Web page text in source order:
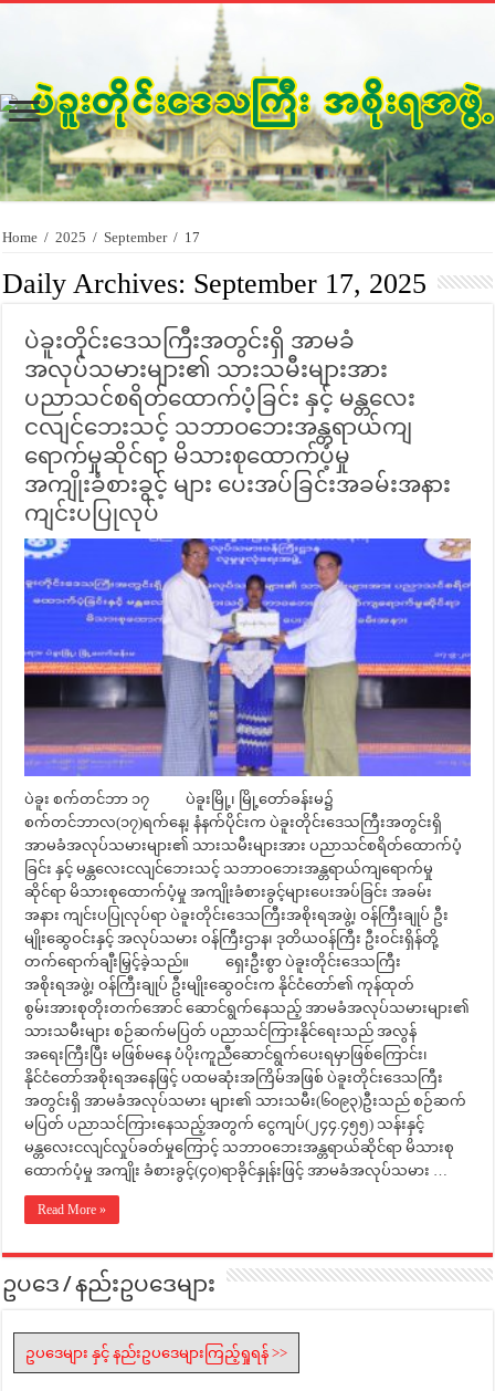
Home / 2025 / September / 17
Daily Archives: September 17, 2025
ပဲခူးတိုင်းဒေသကြီးအတွင်းရှိ အာမခံ
အလုပ်သမားများ၏ သားသမီးများအား
ပညာသင်စရိတ်ထောက်ပံ့ခြင်း နှင့် မန္တလေး
ငလျင်ဘေးသင့် သဘာဝဘေးအန္တရာယ်ကျ
ရောက်မှုဆိုင်ရာ မိသားစုထောက်ပံ့မှု
အကျိုးခံစားခွင့် များ ပေးအပ်ခြင်းအခမ်းအနား
ကျင်းပပြုလုပ်
ပဲခူး စက်တင်ဘာ ၁၇ ပဲခူးမြို့၊ မြို့တော်ခန်းမ၌
စက်တင်ဘာလ(၁၇)ရက်နေ့၊ နံနက်ပိုင်းက ပဲခူးတိုင်းဒေသကြီးအတွင်းရှိ
အာမခံအလုပ်သမားများ၏ သားသမီးများအား ပညာသင်စရိတ်ထောက်ပံ့
ခြင်း နှင့် မန္တလေးငလျင်ဘေးသင့် သဘာဝဘေးအန္တရာယ်ကျရောက်မှု
ဆိုင်ရာ မိသားစုထောက်ပံ့မှု အကျိုးခံစားခွင့်များပေးအပ်ခြင်း အခမ်း
အနား ကျင်းပပြုလုပ်ရာ ပဲခူးတိုင်းဒေသကြီးအစိုးရအဖွဲ့၊ ဝန်ကြီးချုပ် ဦး
မျိုးဆွေဝင်းနှင့် အလုပ်သမား ဝန်ကြီးဌာန၊ ဒုတိယဝန်ကြီး ဦးဝင်းရှိန်တို့
တက်ရောက်ချီးမြှင့်ခဲ့သည်။ ရှေးဦးစွာ ပဲခူးတိုင်းဒေသကြီး
အစိုးရအဖွဲ့၊ ဝန်ကြီးချုပ် ဦးမျိုးဆွေဝင်းက နိုင်ငံတော်၏ ကုန်ထုတ်
စွမ်းအားစုတိုးတက်အောင် ဆောင်ရွက်နေသည့် အာမခံအလုပ်သမားများ၏
သားသမီးများ စဉ်ဆက်မပြတ် ပညာသင်ကြားနိုင်ရေးသည် အလွန်
အရေးကြီးပြီး မဖြစ်မနေ ပံပိုးကူညီဆောင်ရွက်ပေးရမှာဖြစ်ကြောင်း၊
နိုင်ငံတော်အစိုးရအနေဖြင့် ပထမဆုံးအကြိမ်အဖြစ် ပဲခူးတိုင်းဒေသကြီး
အတွင်းရှိ အာမခံအလုပ်သမား များ၏ သားသမီး(၆၀၉၃)ဦးသည် စဉ်ဆက်
မပြတ် ပညာသင်ကြားနေသည့်အတွက် ငွေကျပ်(၂၄၄.၄၅၅) သန်းနှင့်
မန္တလေးငလျင်လှုပ်ခတ်မှုကြောင့် သဘာဝဘေးအန္တရာယ်ဆိုင်ရာ မိသားစု
ထောက်ပံ့မှု အကျိုး ခံစားခွင့်(၄၀)ရာခိုင်နှုန်းဖြင့် အာမခံအလုပ်သမား …
Read More »
ဥပဒေ / နည်းဥပဒေများ
ဥပဒေများ နှင့် နည်းဥပဒေများကြည့်ရှုရန် >>